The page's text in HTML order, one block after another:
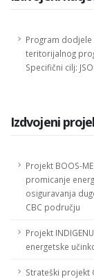
Program
teritorijalnog
Specifični cilj:
Izdvojeni
Projekt BOOS-
promicanje
osiguravanja
CBC području
Projekt
energetske
Strateški projekt